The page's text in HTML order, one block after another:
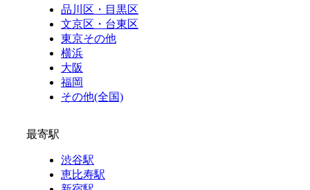
品川区・目黒区
文京区・台東区
東京その他
横浜
大阪
福岡
その他(全国)
最寄駅
渋谷駅
恵比寿駅